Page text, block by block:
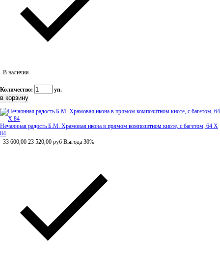
В наличии
Количество: уп.
Нечаянная радость Б.М. Храмовая икона в прямом композитном киоте, с багетом, 64 Х
84
33 600,00 23 520,00 руб Выгода 30%